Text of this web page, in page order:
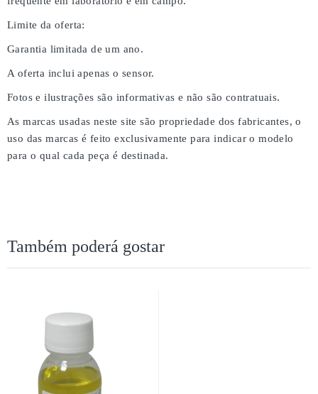
Limite da oferta:
Garantia limitada de um ano.
A oferta inclui apenas o sensor.
Fotos e ilustrações são informativas e não são contratuais.
As marcas usadas neste site são propriedade dos fabricantes, o
uso das marcas é feito exclusivamente para indicar o modelo
para o qual cada peça é destinada.
Também poderá gostar